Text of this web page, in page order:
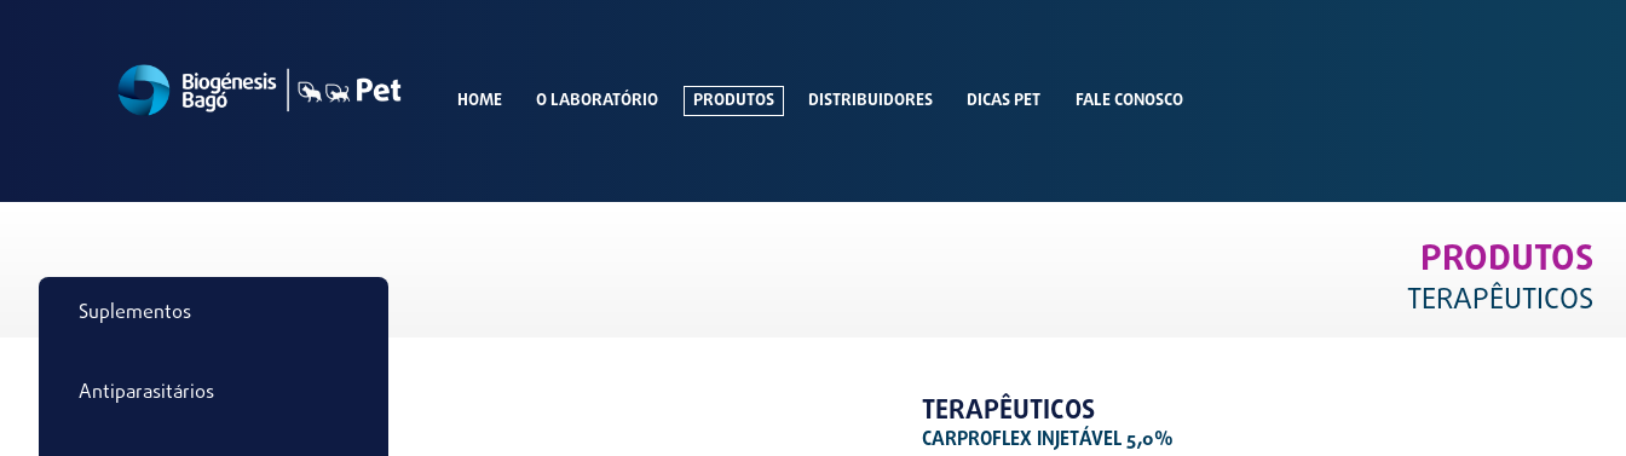
HOME O LABORATÓRIO PRODUTOS DISTRIBUIDORES DICAS PET FALE CONOSCO
PRODUTOS
TERAPÊUTICOS
Suplementos
Antiparasitários
TERAPÊUTICOS
CARPROFLEX INJETÁVEL 5,0%